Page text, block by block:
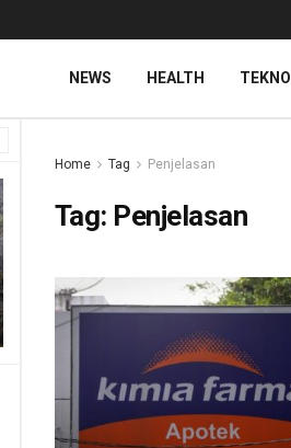
NEWS HEALTH TEKNO
Home Tag Penjelasan
Tag: Penjelasan